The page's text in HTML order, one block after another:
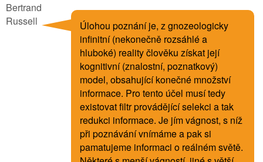
Bertrand
Russell
Úlohou poznání je, z gnozeologicky
infinitní (nekonečně rozsáhlé a
hluboké) reality člověku získat její
kognitivní (znalostní, poznatkový)
model, obsahující konečné množství
informace. Pro tento účel musí tedy
existovat filtr provádějící selekci a tak
redukci informace. Je jím vágnost, s níž
při poznávání vnímáme a pak si
pamatujeme informaci o reálném světě.